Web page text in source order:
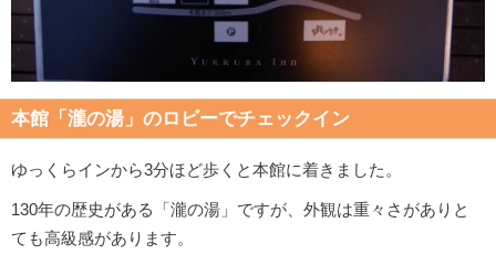
本館「 瀧の湯 」のロビーでチェックイン
ゆっくらインから3分ほど歩くと本館に着きました。
130年の歴史がある「瀧の湯」ですが、外観は重々さがありと
ても高級感があります。